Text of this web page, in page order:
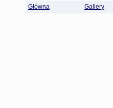
Główna Gallery